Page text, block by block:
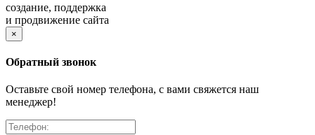
создание, поддержка
и продвижение сайта
×
Обратный звонок
Оставьте свой номер телефона, с вами свяжется наш
менеджер!